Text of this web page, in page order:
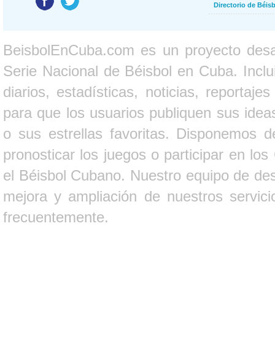
Directorio de
BeisbolEnCuba.com es un proyecto
Serie Nacional de Béisbol en Cuba.
diarios, estadísticas, noticias,
para que los usuarios publiquen sus
o sus estrellas favoritas. Disponemos
pronosticar los juegos o participar en
el Béisbol Cubano. Nuestro equipo de
mejora y ampliación de nuestros
frecuentemente.